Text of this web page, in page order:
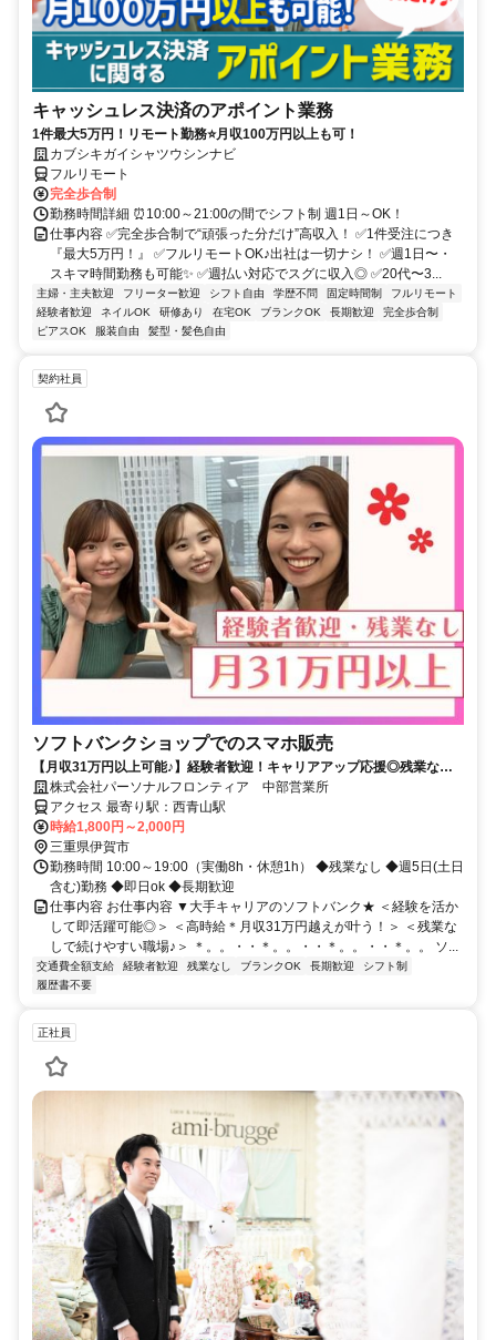
キャッシュレス決済のアポイント業務
1件最大5万円！リモート勤務⭐月収100万円以上も可！
カブシキガイシャツウシンナビ
フルリモート
完全歩合制
勤務時間詳細 ⏰10:00～21:00の間でシフト制 週1日～OK！
仕事内容 ✅完全歩合制で“頑張った分だけ”高収入！ ✅1件受注につき
『最大5万円！』 ✅フルリモートOK♪出社は一切ナシ！ ✅週1日〜・
スキマ時間勤務も可能✨ ✅週払い対応でスグに収入◎ ✅20代〜3...
主婦・主夫歓迎 フリーター歓迎 シフト自由 学歴不問 固定時間制
フルリモート
経験者歓迎
ネイルOK 研修あり 在宅OK ブランクOK 長期歓迎
完全歩合制
ピアスOK
服装自由 髪型・髪色自由
契約社員
ソフトバンクショップでのスマホ販売
【月収31万円以上可能♪】経験者歓迎！キャリアアップ応援◎残業なし&
フルタイム！即日ok★
株式会社パーソナルフロンティア 中部営業所
アクセス 最寄り駅：西青山駅
時給1,800円～2,000円
三重県伊賀市
勤務時間 10:00～19:00（実働8h・休憩1h） ◆残業なし ◆週5日(土日
含む)勤務 ◆即日ok ◆長期歓迎
仕事内容 お仕事内容 ▼大手キャリアのソフトバンク★ ＜経験を活か
して即活躍可能◎＞ ＜高時給＊月収31万円越えが叶う！＞ ＜残業な
しで続けやすい職場♪＞ ＊。。・・＊。。・・＊。。・・＊。。 ソ...
交通費全額支給 経験者歓迎 残業なし ブランクOK 長期歓迎
シフト制
履歴書不要
正社員